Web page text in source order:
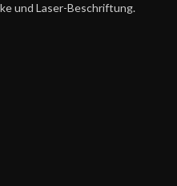
und Laser-Beschriftung.